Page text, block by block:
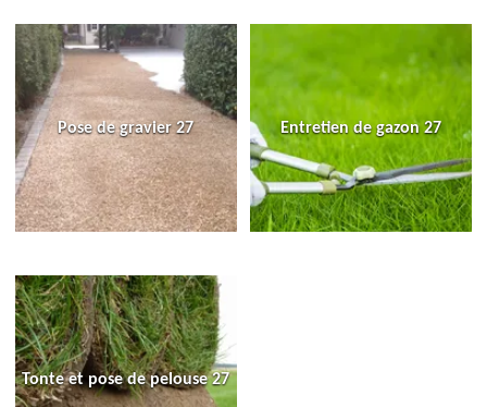
Pose de gravier 27 Entretien de gazon 27
Tonte et pose de pelouse 27